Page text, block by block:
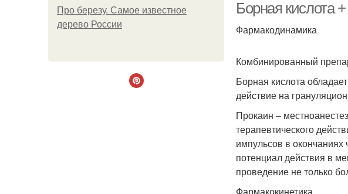
Про березу. Самое известное
дерево России
Борная кислота
Фармакодинамика
Комбинированный
Борная кислота
действие на
Прокаин –
терапевтического
импульсов в
потенциал действия в
проведение не только